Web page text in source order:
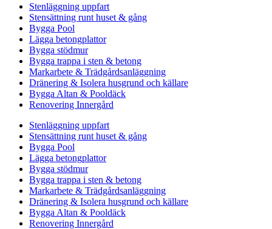
Stenläggning uppfart
Stensättning runt huset & gång
Bygga Pool
Lägga betongplattor
Bygga stödmur
Bygga trappa i sten & betong
Markarbete & Trädgårdsanläggning
Dränering & Isolera husgrund och källare
Bygga Altan & Pooldäck
Renovering Innergård
Stenläggning uppfart
Stensättning runt huset & gång
Bygga Pool
Lägga betongplattor
Bygga stödmur
Bygga trappa i sten & betong
Markarbete & Trädgårdsanläggning
Dränering & Isolera husgrund och källare
Bygga Altan & Pooldäck
Renovering Innergård